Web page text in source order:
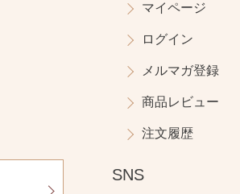
マイページ
ログイン
メルマガ登録
商品レビュー
注文履歴
SNS